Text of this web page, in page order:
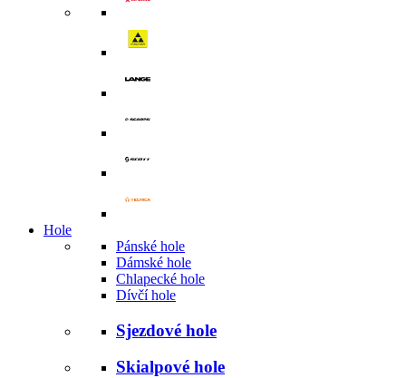
Hole
Pánské hole
Dámské hole
Chlapecké hole
Dívčí hole
Sjezdové hole
Skialpové hole